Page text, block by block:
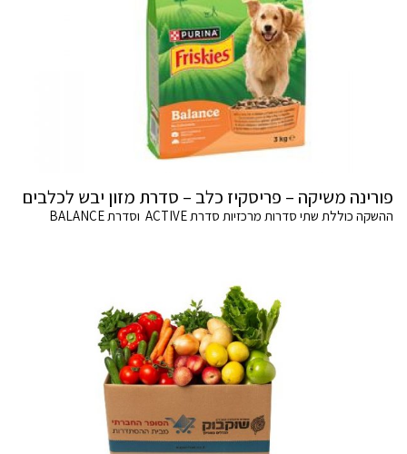
פורינה משיקה – פריסקיז כלב – סדרת מזון יבש לכלבים
ההשקה כוללת שתי סדרות מרכזיות סדרת ACTIVE וסדרת BALANCE